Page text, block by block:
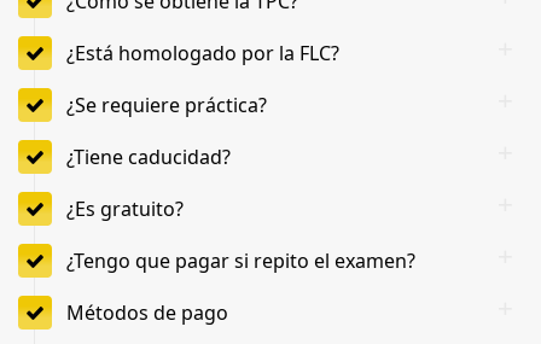
¿Está homologado por la FLC?
¿Se requiere práctica?
¿Tiene caducidad?
¿Es gratuito?
¿Tengo que pagar si repito el examen?
Métodos de pago